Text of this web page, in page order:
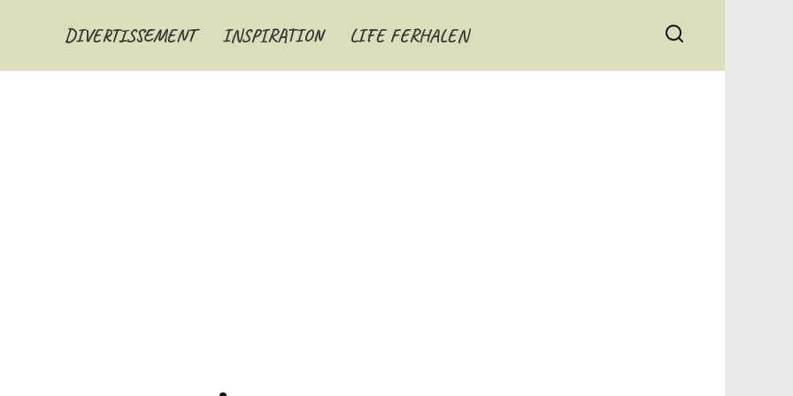
DIVERTISSEMENT INSPIRATION LIFE FERHALEN